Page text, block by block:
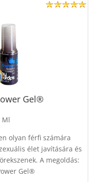
Gel®
Ml
olyan férfi számára
élet javítására és
A megoldás:
Gel®